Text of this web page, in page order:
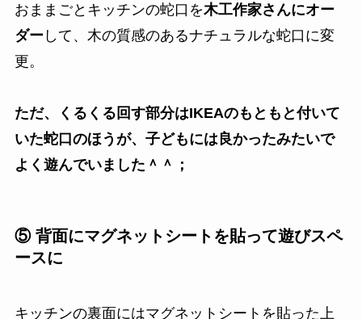
おままごとキッチンの蛇口を木工作家さんにオー
ダーして、木の質感のあるナチュラルな蛇口に変
更。
ただ、くるくる回す部分はIKEAのもともと付いて
いた蛇口のほうが、子どもには良かったみたいで
よく遊んでいました＾＾；
⑤ 背面にマグネットシートを貼って遊びスペ
ースに
キッチンの裏面にはマグネットシートを貼った上